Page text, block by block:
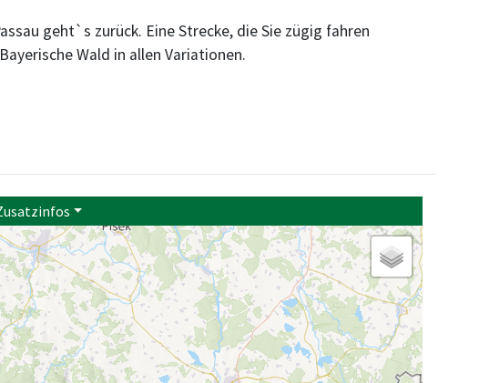
geht`s zurück. Eine Strecke, die Sie zügig fahren
Wald in allen Variationen.